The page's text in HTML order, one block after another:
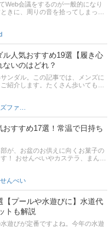
Web会議をするのが一般的になり
きに、周りの音を拾ってしまっ
かも……って感じたことはありま
か拾わないマイク付きイヤホンの
。ノイズキャンセリングマイクや
ンジャックや、iPhoneにぴったり
有線タイプとワイヤレスタイプを
ク性能がいいとストレスなく通話
してみてくださいね。記事後半に
筋人気ランキングもあるので、口
さい。
ル人気おすすめ19選【履き心
いのはどれ？
ンダル。この記事では、メンズに
紹介します。たくさん歩いても疲
注目のリカバリーサンダルを厳選
きやすいサンダルの特徴も解説し
ングや口コミもチェックして、お
ね。
すすめ17選！常温で日持ち
が、お盆のお供えに向くお菓子の
！ おせんべいやカステラ、まんじ
、飲み物や果物も厳選しました。
もあるので、ぜひ最後までチェッ
せんべい
【プールや水遊びに】水道代
トも解説
遊びが定番ですよね。今年の水遊